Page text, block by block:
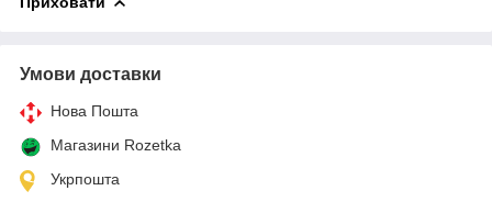
Умови доставки
Нова Пошта
Магазини Rozetka
Укрпошта